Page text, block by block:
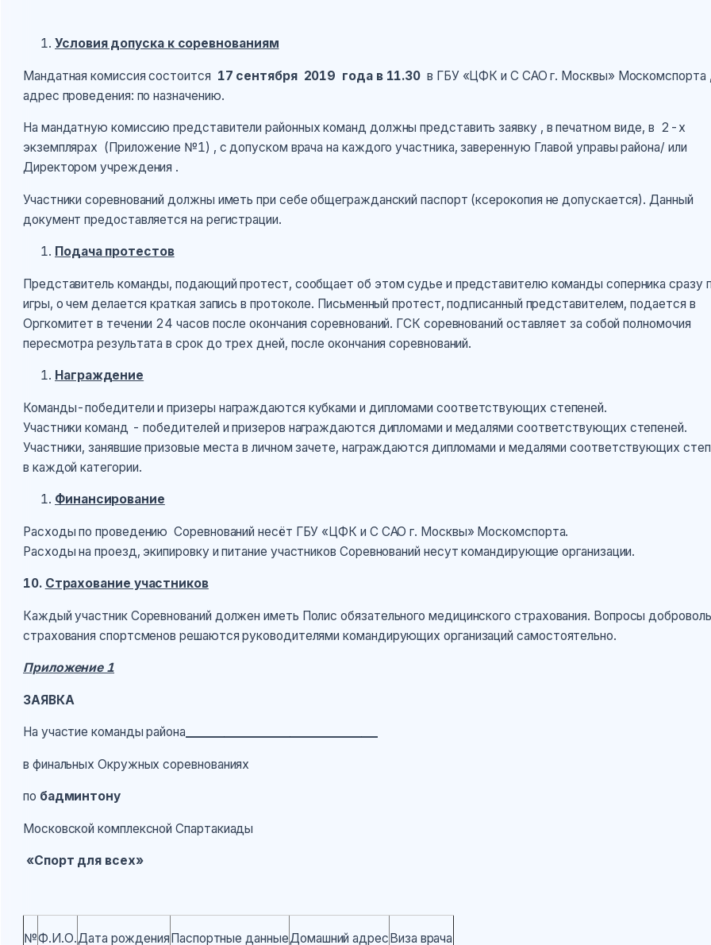
Условия допуска к соревнованиям
Мандатная комиссия состоится 17 сентября 2019 года в 11.30 в ГБУ «ЦФК и С САО г. Москвы» Москомспорта
адрес проведения: по назначению.
На мандатную комиссию представители районных команд должны представить заявку , в печатном виде, в 2-х
экземплярах (Приложение №1) , с допуском врача на каждого участника, заверенную Главой управы района/ или
Директором учреждения .
Участники соревнований должны иметь при себе общегражданский паспорт (ксерокопия не допускается). Данный
документ предоставляется на регистрации.
Подача протестов
Представитель команды, подающий протест, сообщает об этом судье и представителю команды соперника сразу
игры, о чем делается краткая запись в протоколе. Письменный протест, подписанный представителем, подается в
Оргкомитет в течении 24 часов после окончания соревнований. ГСК соревнований оставляет за собой полномочия
пересмотра результата в срок до трех дней, после окончания соревнований.
Награждение
Команды-победители и призеры награждаются кубками и дипломами соответствующих степеней.
Участники команд - победителей и призеров награждаются дипломами и медалями соответствующих степеней.
Участники, занявшие призовые места в личном зачете, награждаются дипломами и медалями соответствующих
в каждой категории.
Финансирование
Расходы по проведению Соревнований несёт ГБУ «ЦФК и С САО г. Москвы» Москомспорта.
Расходы на проезд, экипировку и питание участников Соревнований несут командирующие организации.
10. Страхование участников
Каждый участник Соревнований должен иметь Полис обязательного медицинского страхования. Вопросы
страхования спортсменов решаются руководителями командирующих организаций самостоятельно.
Приложение 1
ЗАЯВКА
На участие команды района
в финальных Окружных соревнованиях
по бадминтону
Московской комплексной Спартакиады
«Спорт для всех»
№Ф.И.О.Дата рожденияПаспортные данныеДомашний адресВиза врача